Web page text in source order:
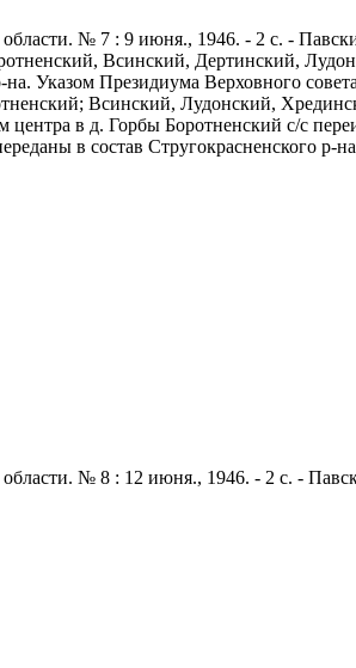
№ 7 : 9 июня., 1946. - 2 с. -
Всинский, Дертинский,
Указом Президиума Верховного
Всинский, Лудонский,
в д. Горбы Боротненский с/с
в состав Стругокрасненского р-
№ 8 : 12 июня., 1946. - 2 с. -